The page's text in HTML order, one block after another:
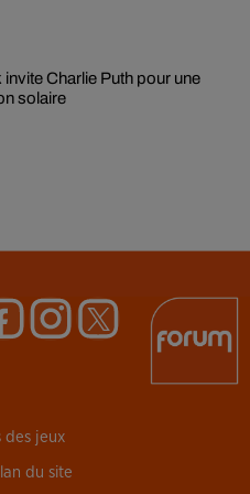
invite Charlie Puth pour une
solaire
des jeux
du site